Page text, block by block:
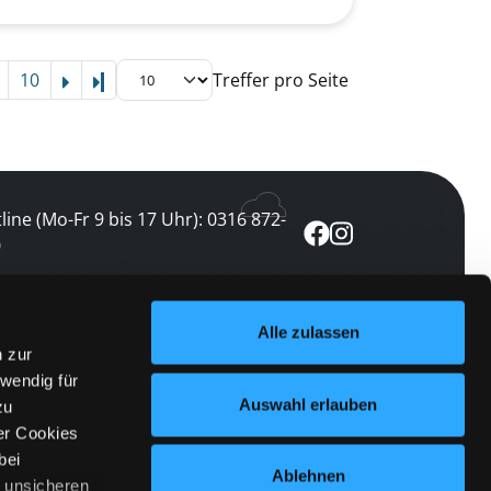
zur
für
Cookies
unsicheren
Alle zulassen
Auswahl erlauben
Ablehnen
10 Letzte Seite Treffer pro Seite
(Mo-Fr 9 bis 17 Uhr): 0316 872-
abonnieren
keine Veranstaltung verpassen
abonnieren